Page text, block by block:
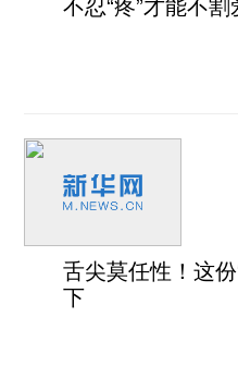
舌尖莫任性！这
下